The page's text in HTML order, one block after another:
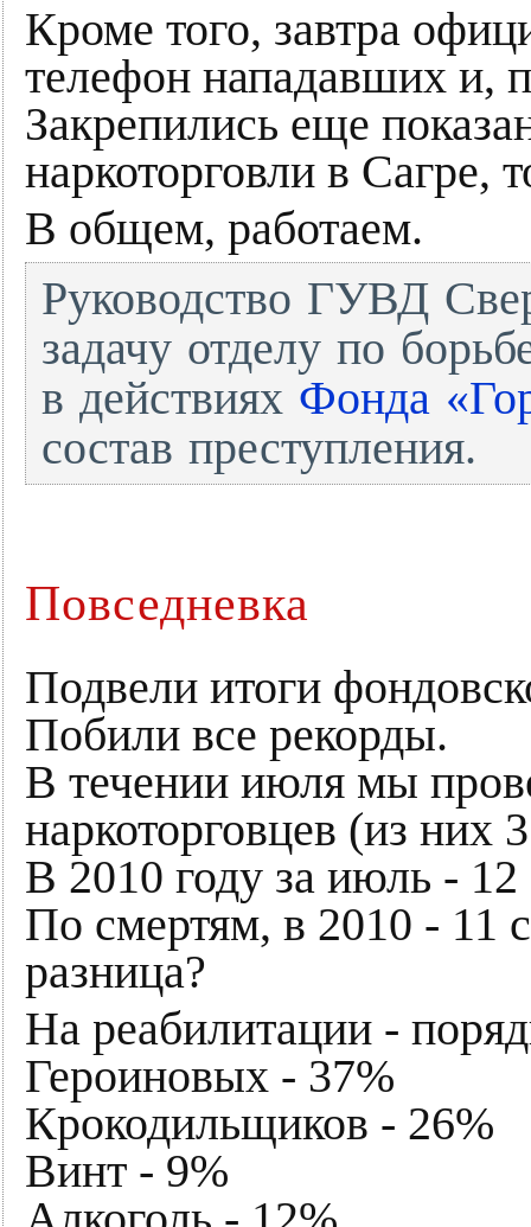
Кроме того, завтра
телефон нападавших и,
Закрепились еще
наркоторговли в Сагре,
В общем, работаем.
Руководство ГУВД
задачу отделу по
в действиях Фонда
состав преступления.
Повседневка
Подвели итоги
Побили все рекорды.
В течении июля мы
наркоторговцев (из них
В 2010 году за июль -
По смертям, в 2010 - 11
разница?
На реабилитации -
Героиновых - 37%
Крокодильщиков - 26%
Винт - 9%